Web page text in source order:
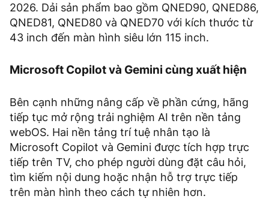
2026. Dải sản phẩm bao gồm QNED90, QNED86,
QNED81, QNED80 và QNED70 với kích thước từ
43 inch đến màn hình siêu lớn 115 inch.
Microsoft Copilot và Gemini cùng xuất hiện
Bên cạnh những nâng cấp về phần cứng, hãng
tiếp tục mở rộng trải nghiệm AI trên nền tảng
webOS. Hai nền tảng trí tuệ nhân tạo là
Microsoft Copilot và Gemini được tích hợp trực
tiếp trên TV, cho phép người dùng đặt câu hỏi,
tìm kiếm nội dung hoặc nhận hỗ trợ trực tiếp
trên màn hình theo cách tự nhiên hơn.